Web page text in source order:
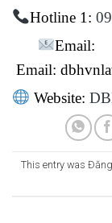
Hotline 1:
Email:
Email:
Website:
This entry was